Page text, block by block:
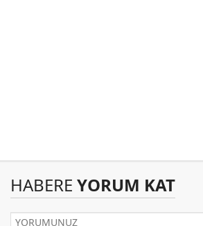
HABERE YORUM KAT